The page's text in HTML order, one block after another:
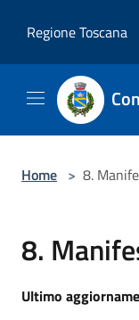
Regione Toscana
Home > 8.
8.
Ultimo